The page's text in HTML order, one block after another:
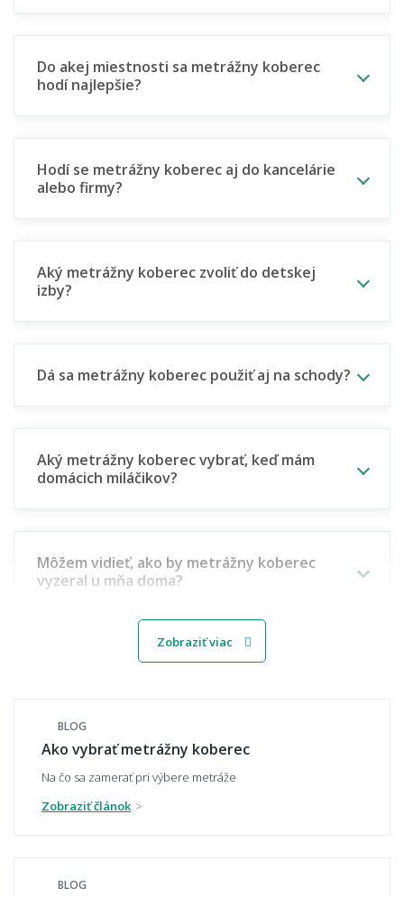
Do akej miestnosti sa metrážny koberec
hodí najlepšie?
Hodí se metrážny koberec aj do kancelárie
alebo firmy?
Aký metrážny koberec zvoliť do detskej
izby?
Dá sa metrážny koberec použiť aj na schody?
Aký metrážny koberec vybrať, keď mám
domácich miláčikov?
Môžem vidieť, ako by metrážny koberec
vyzeral u mňa doma?
Viete mi miestnosť namodelovať aj do iného
🧵 Materiál a kvalita
Aký materiál metrážneho koberca vybrať -
Zobraziť viac
BLOG
Ako vybrať metrážny koberec
Na čo sa zamerať pri výbere metráže
Zobraziť článok
BLOG